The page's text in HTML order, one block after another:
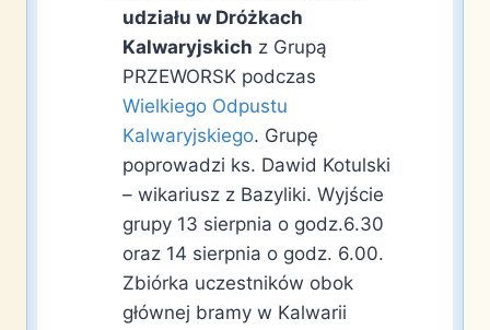
udziału w Dróżkach
Kalwaryjskich z Grupą
PRZEWORSK podczas
Wielkiego Odpustu
Kalwaryjskiego. Grupę
poprowadzi ks. Dawid Kotulski
– wikariusz z Bazyliki. Wyjście
grupy 13 sierpnia o godz.6.30
oraz 14 sierpnia o godz. 6.00.
Zbiórka uczestników obok
głównej bramy w Kalwarii